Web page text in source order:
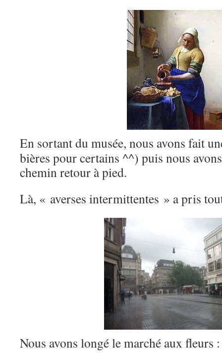
En sortant du musée, nous avons fait
bières pour certains ^^) puis nous
chemin retour à pied.
Là, « averses intermittentes » a pris
Nous avons longé le marché aux fleurs :